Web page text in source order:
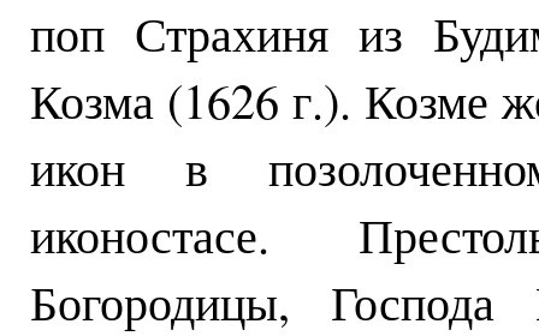
поп Страхиня из
Козма (1626 г.). Козме
икон в
иконостасе.
Богородицы,